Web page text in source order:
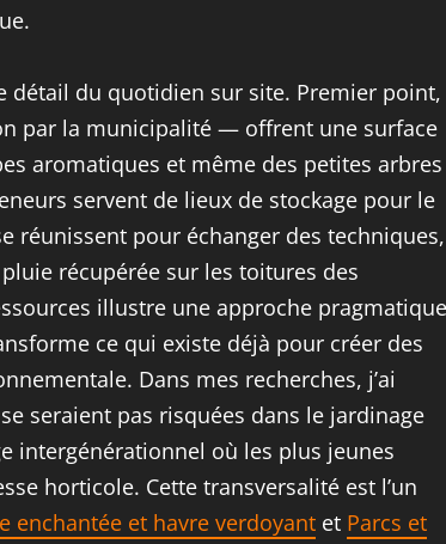
du quotidien sur site. Premier point,
par la municipalité — offrent une surface
aromatiques et même des petites arbres
servent de lieux de stockage pour le
réunissent pour échanger des techniques,
récupérée sur les toitures des
illustre une approche pragmatique
ce qui existe déjà pour créer des
Dans mes recherches, j’ai
seraient pas risquées dans le jardinage
intergénérationnel où les plus jeunes
horticole. Cette transversalité est l’un
enchantée et havre verdoyant et Parcs et